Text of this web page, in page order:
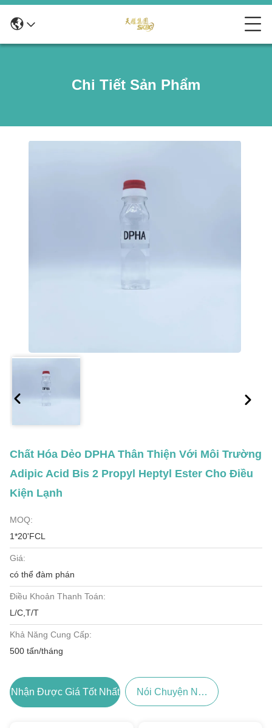
Chi Tiết Sản Phẩm
Chất Hóa Dẻo DPHA Thân Thiện Với Môi Trường
Adipic Acid Bis 2 Propyl Heptyl Ester Cho Điều
Kiện Lạnh
MOQ:
1*20'FCL
Giá:
có thể đàm phán
Điều Khoản Thanh Toán:
L/C,T/T
Khả Năng Cung Cấp:
500 tấn/tháng
Nhận Được Giá Tốt Nhất Nói Chuyện Ngay.